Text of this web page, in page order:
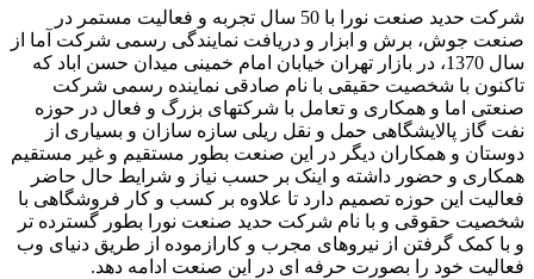
شرکت حدید صنعت نورا با 50 سال تجربه و فعالیت مستمر در
صنعت جوش، برش و ابزار و دریافت نمایندگی رسمی شرکت آما از
سال 1370، در بازار تهران خیابان امام خمینی میدان حسن اباد که
تاکنون با شخصیت حقیقی با نام صادقی نماینده رسمی شرکت
صنعتی اما و همکاری و تعامل با شرکتهای بزرگ و فعال در حوزه
نفت گاز پالایشگاهی حمل و نقل ریلی سازه سازان و بسیاری از
دوستان و همکاران دیگر در این صنعت بطور مستقیم و غیر مستقیم
همکاری و حضور داشته و اینک بر حسب نیاز و شرایط حال حاضر
فعالیت این حوزه تصمیم دارد تا علاوه بر کسب و کار فروشگاهی با
شخصیت حقوقی و با نام شرکت حدید صنعت نورا بطور گسترده تر
و با کمک گرفتن از نیروهای مجرب و کارازموده از طریق دنیای وب
فعالیت خود را بصورت حرفه ای در این صنعت ادامه دهد.